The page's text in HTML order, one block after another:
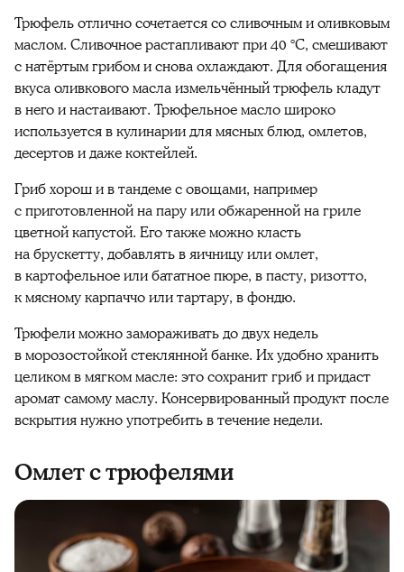
Трюфель отлично сочетается со сливочным и оливковым
маслом. Сливочное растапливают при 40 °C, смешивают
с натёртым грибом и снова охлаждают. Для обогащения
вкуса оливкового масла измельчённый трюфель кладут
в него и настаивают. Трюфельное масло широко
используется в кулинарии для мясных блюд, омлетов,
десертов и даже коктейлей.
Гриб хорош и в тандеме с овощами, например
с приготовленной на пару или обжаренной на гриле
цветной капустой. Его также можно класть
на брускетту, добавлять в яичницу или омлет,
в картофельное или бататное пюре, в пасту, ризотто,
к мясному карпаччо или тартару, в фондю.
Трюфели можно замораживать до двух недель
в морозостойкой стеклянной банке. Их удобно хранить
целиком в мягком масле: это сохранит гриб и придаст
аромат самому маслу. Консервированный продукт после
вскрытия нужно употребить в течение недели.
Омлет с трюфелями